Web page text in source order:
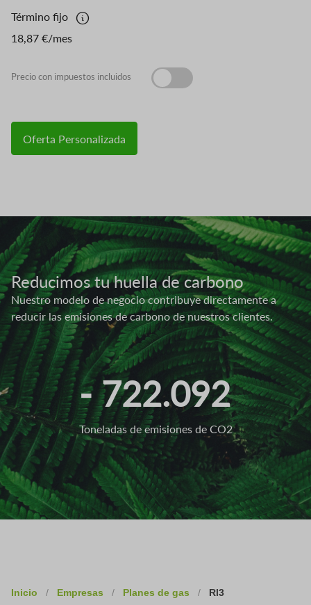
Término fijo
18,87 €/mes
Precio con impuestos incluidos
Oferta Personalizada
Imagen
Reducimos tu huella de carbono
Nuestro modelo de negocio contribuye directamente a
reducir las emisiones de carbono de nuestros clientes.
- 722.092
Toneladas de emisiones de CO2
Inicio / Empresas / Planes de gas / Rl3